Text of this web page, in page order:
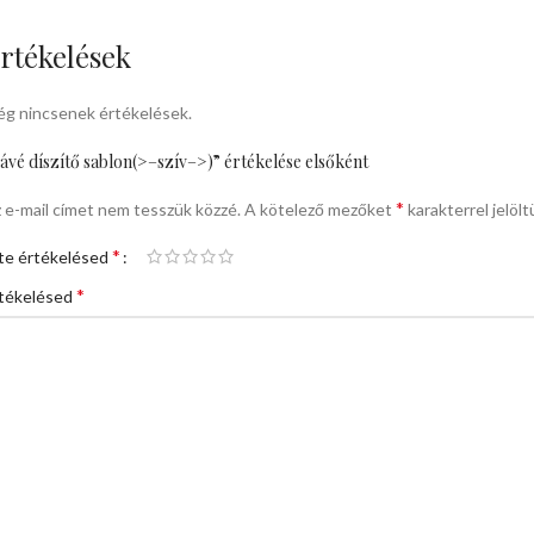
nincsenek értékelések.
díszítő sablon(>–szív–>)” értékelése elsőként
e-mail címet nem tesszük közzé. A kötelező mezőket * karakterrel
értékelésed *
*